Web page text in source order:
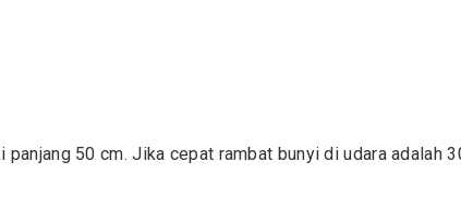
panjang 50 cm. Jika cepat rambat bunyi di udara adalah